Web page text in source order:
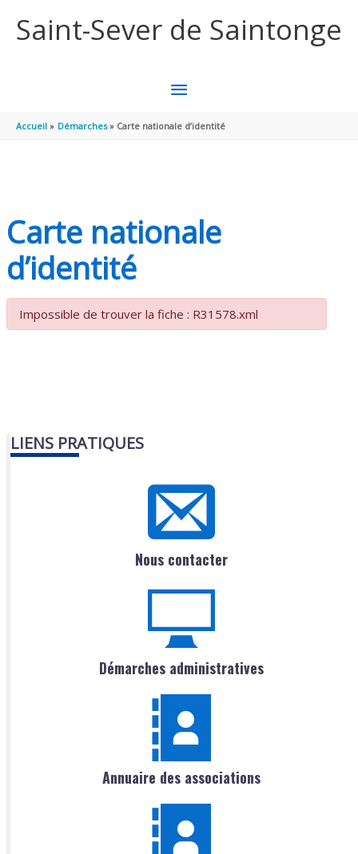
Saint-Sever de Saintonge
MENU
PRINCIPAL
Accueil Démarches Carte nationale d’identité
Carte nationale
d’identité
Impossible de trouver la fiche : R31578.xml
LIENS PRATIQUES
Nous contacter
Démarches administratives
Annuaire des associations